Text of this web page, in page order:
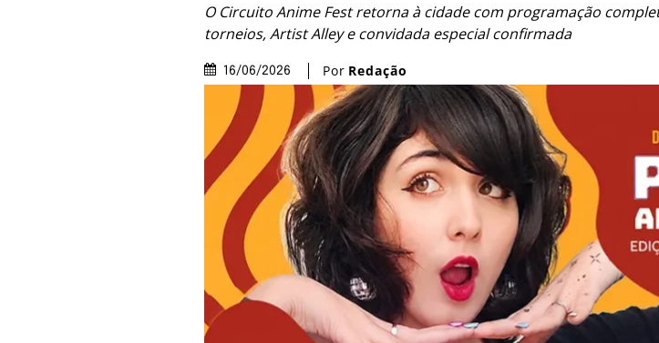
O Circuito Anime Fest retorna à cidade com programação
torneios, Artist Alley e convidada especial confirmada
16/06/2026 Por Redação